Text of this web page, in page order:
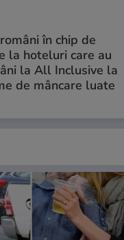
în chip de
la hoteluri care au
la All Inclusive la
de mâncare luate